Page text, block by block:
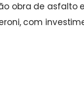
obra de asfalto
com